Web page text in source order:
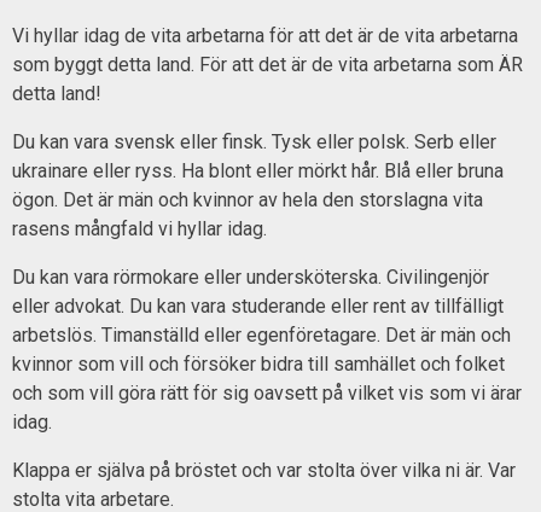
Vi hyllar idag de vita arbetarna för att det är de vita arbetarna
som byggt detta land. För att det är de vita arbetarna som ÄR
detta land!
Du kan vara svensk eller finsk. Tysk eller polsk. Serb eller
ukrainare eller ryss. Ha blont eller mörkt hår. Blå eller bruna
ögon. Det är män och kvinnor av hela den storslagna vita
rasens mångfald vi hyllar idag.
Du kan vara rörmokare eller undersköterska. Civilingenjör
eller advokat. Du kan vara studerande eller rent av tillfälligt
arbetslös. Timanställd eller egenföretagare. Det är män och
kvinnor som vill och försöker bidra till samhället och folket
och som vill göra rätt för sig oavsett på vilket vis som vi ärar
idag.
Klappa er själva på bröstet och var stolta över vilka ni är. Var
stolta vita arbetare.